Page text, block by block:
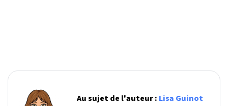
Au sujet de l'auteur : Lisa Guinot